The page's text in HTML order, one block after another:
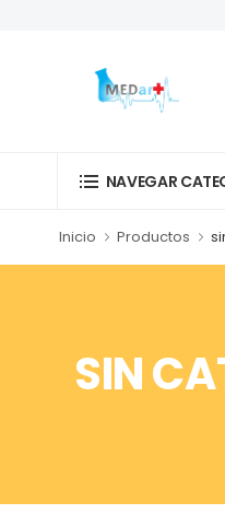
NAVEGAR
Inicio Productos
SIN